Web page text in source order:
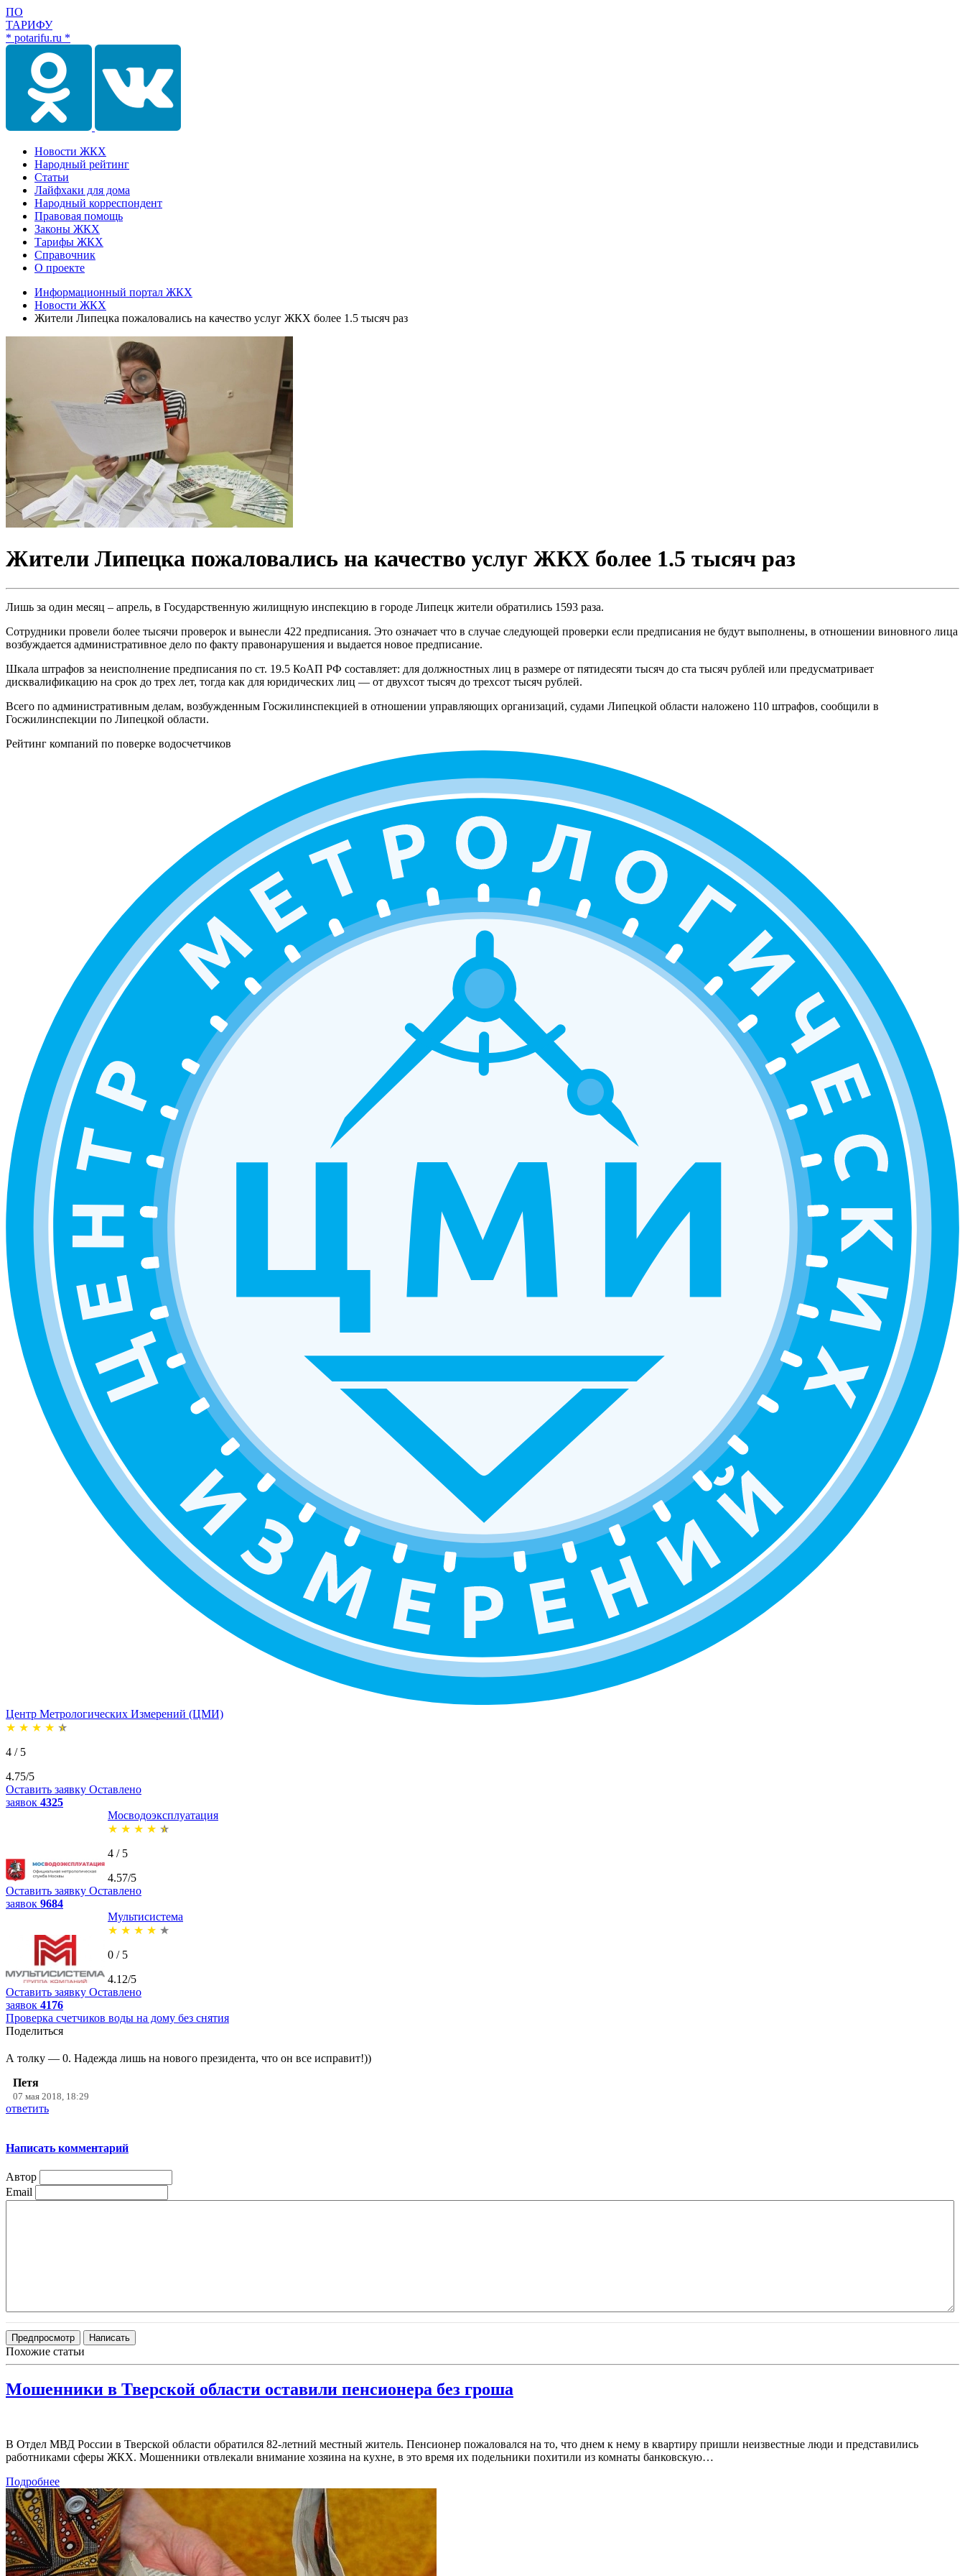
ПО
ТАРИФУ
* potarifu.ru *
Новости ЖКХ
Народный рейтинг
Статьи
Лайфхаки для дома
Народный корреспондент
Правовая помощь
Законы ЖКХ
Тарифы ЖКХ
Справочник
О проекте
Информационный портал ЖКХ
Новости ЖКХ
Жители Липецка пожаловались на качество услуг ЖКХ более 1.5 тысяч раз
Жители Липецка пожаловались на качество услуг ЖКХ более 1.5 тысяч раз
Лишь за один месяц – апрель, в Государственную жилищную инспекцию в городе Липецк жители обратились 1593 раза.
Сотрудники провели более тысячи проверок и вынесли 422 предписания. Это означает что в случае следующей проверки если предписания не будут выполнены, в отношении виновного лица
возбуждается административное дело по факту правонарушения и выдается новое предписание.
Шкала штрафов за неисполнение предписания по ст. 19.5 КоАП РФ составляет: для должностных лиц в размере от пятидесяти тысяч до ста тысяч рублей или предусматривает
дисквалификацию на срок до трех лет, тогда как для юридических лиц — от двухсот тысяч до трехсот тысяч рублей.
Всего по административным делам, возбужденным Госжилинспекцией в отношении управляющих организаций, судами Липецкой области наложено 110 штрафов, сообщили в
Госжилинспекции по Липецкой области.
Рейтинг компаний по поверке водосчетчиков
Центр Метрологических Измерений (ЦМИ)
★ ★ ★ ★ ★
4 / 5
4.75/5
Оставить заявку Оставлено
заявок 4325
Мосводоэксплуатация
★ ★ ★ ★ ★
4 / 5
4.57/5
Оставить заявку Оставлено
заявок 9684
Мультисистема
★ ★ ★ ★ ★
0 / 5
4.12/5
Оставить заявку Оставлено
заявок 4176
Проверка счетчиков воды на дому без снятия
Поделиться
А толку — 0. Надежда лишь на нового президента, что он все исправит!))
Петя
07 мая 2018, 18:29
ответить
Написать комментарий
Автор
Email
Похожие статьи
Мошенники в Тверской области оставили пенсионера без гроша
В Отдел МВД России в Тверской области обратился 82-летний местный житель. Пенсионер пожаловался на то, что днем к нему в квартиру пришли неизвестные люди и представились
работниками сферы ЖКХ. Мошенники отвлекали внимание хозяина на кухне, в это время их подельники похитили из комнаты банковскую…
Подробнее